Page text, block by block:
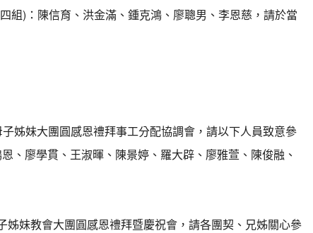
組)：陳信育、洪金滿、鍾克鴻、廖聰男、李恩慈，請於當
姊妹大團圓感恩禮拜事工分配協調會，請以下人員致意參
、廖學貫、王淑暉、陳景婷、羅大辟、廖雅萱、陳俊融、
妹教會大團圓感恩禮拜暨慶祝會，請各團契、兄姊關心參